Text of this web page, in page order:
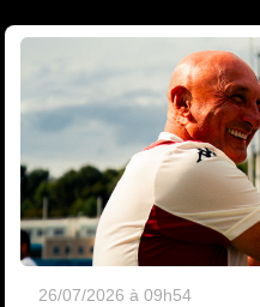
26/07/2026 à 09h54